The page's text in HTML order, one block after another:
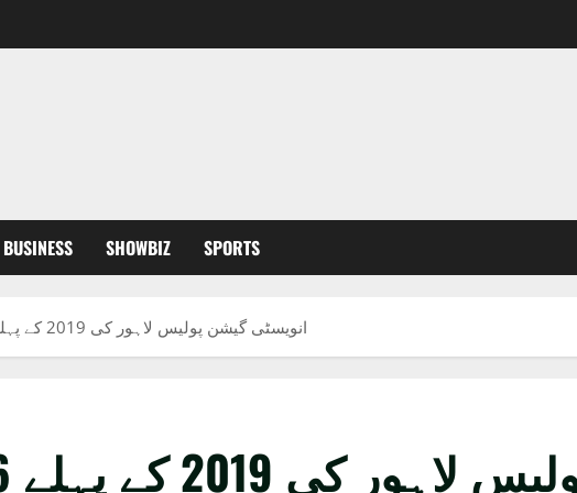
BUSINESS SHOWBIZ SPORTS
انویسٹی گیشن پولیس لاہور کی 2019 کے پہلے 6 ماہ کی کارکردگی رپورٹ جاری